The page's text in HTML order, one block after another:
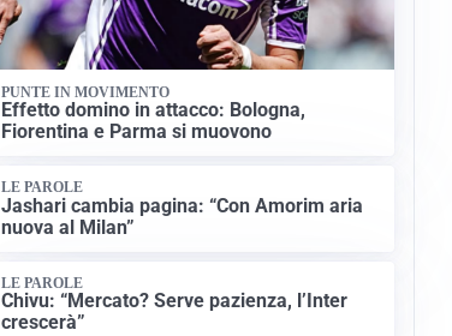
PUNTE IN MOVIMENTO
Effetto domino in attacco: Bologna,
Fiorentina e Parma si muovono
LE PAROLE
Jashari cambia pagina: “Con Amorim aria
nuova al Milan”
LE PAROLE
Chivu: “Mercato? Serve pazienza, l’Inter
crescerà”